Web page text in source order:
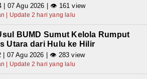
| 07 Agu 2026 | 👁 161 view
| Update 2 hari yang lalu
BUMD Sumut Kelola Rumput
Utara dari Hulu ke Hilir
| 07 Agu 2026 | 👁 283 view
| Update 2 hari yang lalu